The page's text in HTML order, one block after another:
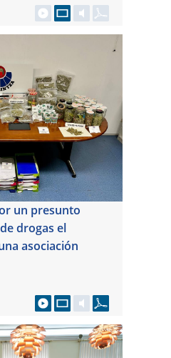
un presunto
drogas el
asociación